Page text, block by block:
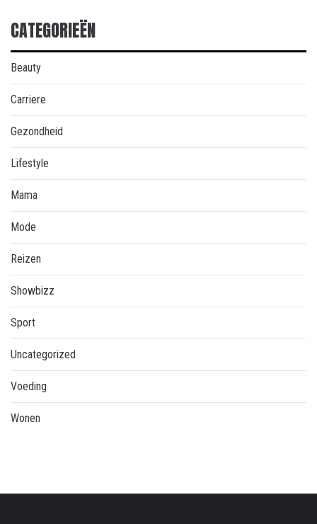
CATEGORIEËN
Beauty
Carriere
Gezondheid
Lifestyle
Mama
Mode
Reizen
Showbizz
Sport
Uncategorized
Voeding
Wonen